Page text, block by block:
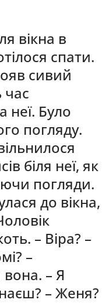
вікна в
спати.
сивий
час
неї. Було
погляду.
біля неї, як
погляди.
до вікна,
– Віра? –
–
вона. – Я
– Женя?